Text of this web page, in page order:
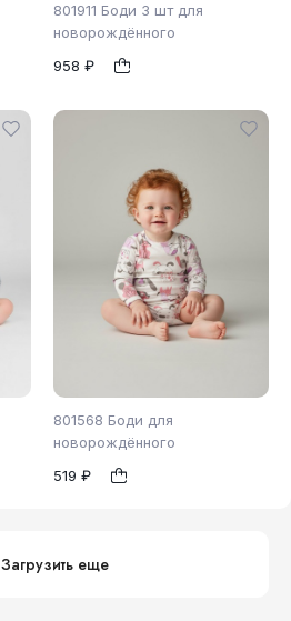
801911 Боди 3 шт для
новорождённого
958 ₽
56 62
801568 Боди для
новорождённого
519 ₽
62
Загрузить еще